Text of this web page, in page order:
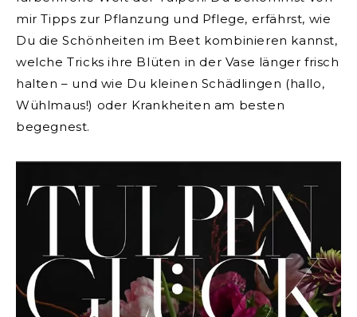
mir Tipps zur Pflanzung und Pflege, erfährst, wie
Du die Schönheiten im Beet kombinieren kannst,
welche Tricks ihre Blüten in der Vase länger frisch
halten – und wie Du kleinen Schädlingen (hallo,
Wühlmaus!) oder Krankheiten am besten
begegnest.